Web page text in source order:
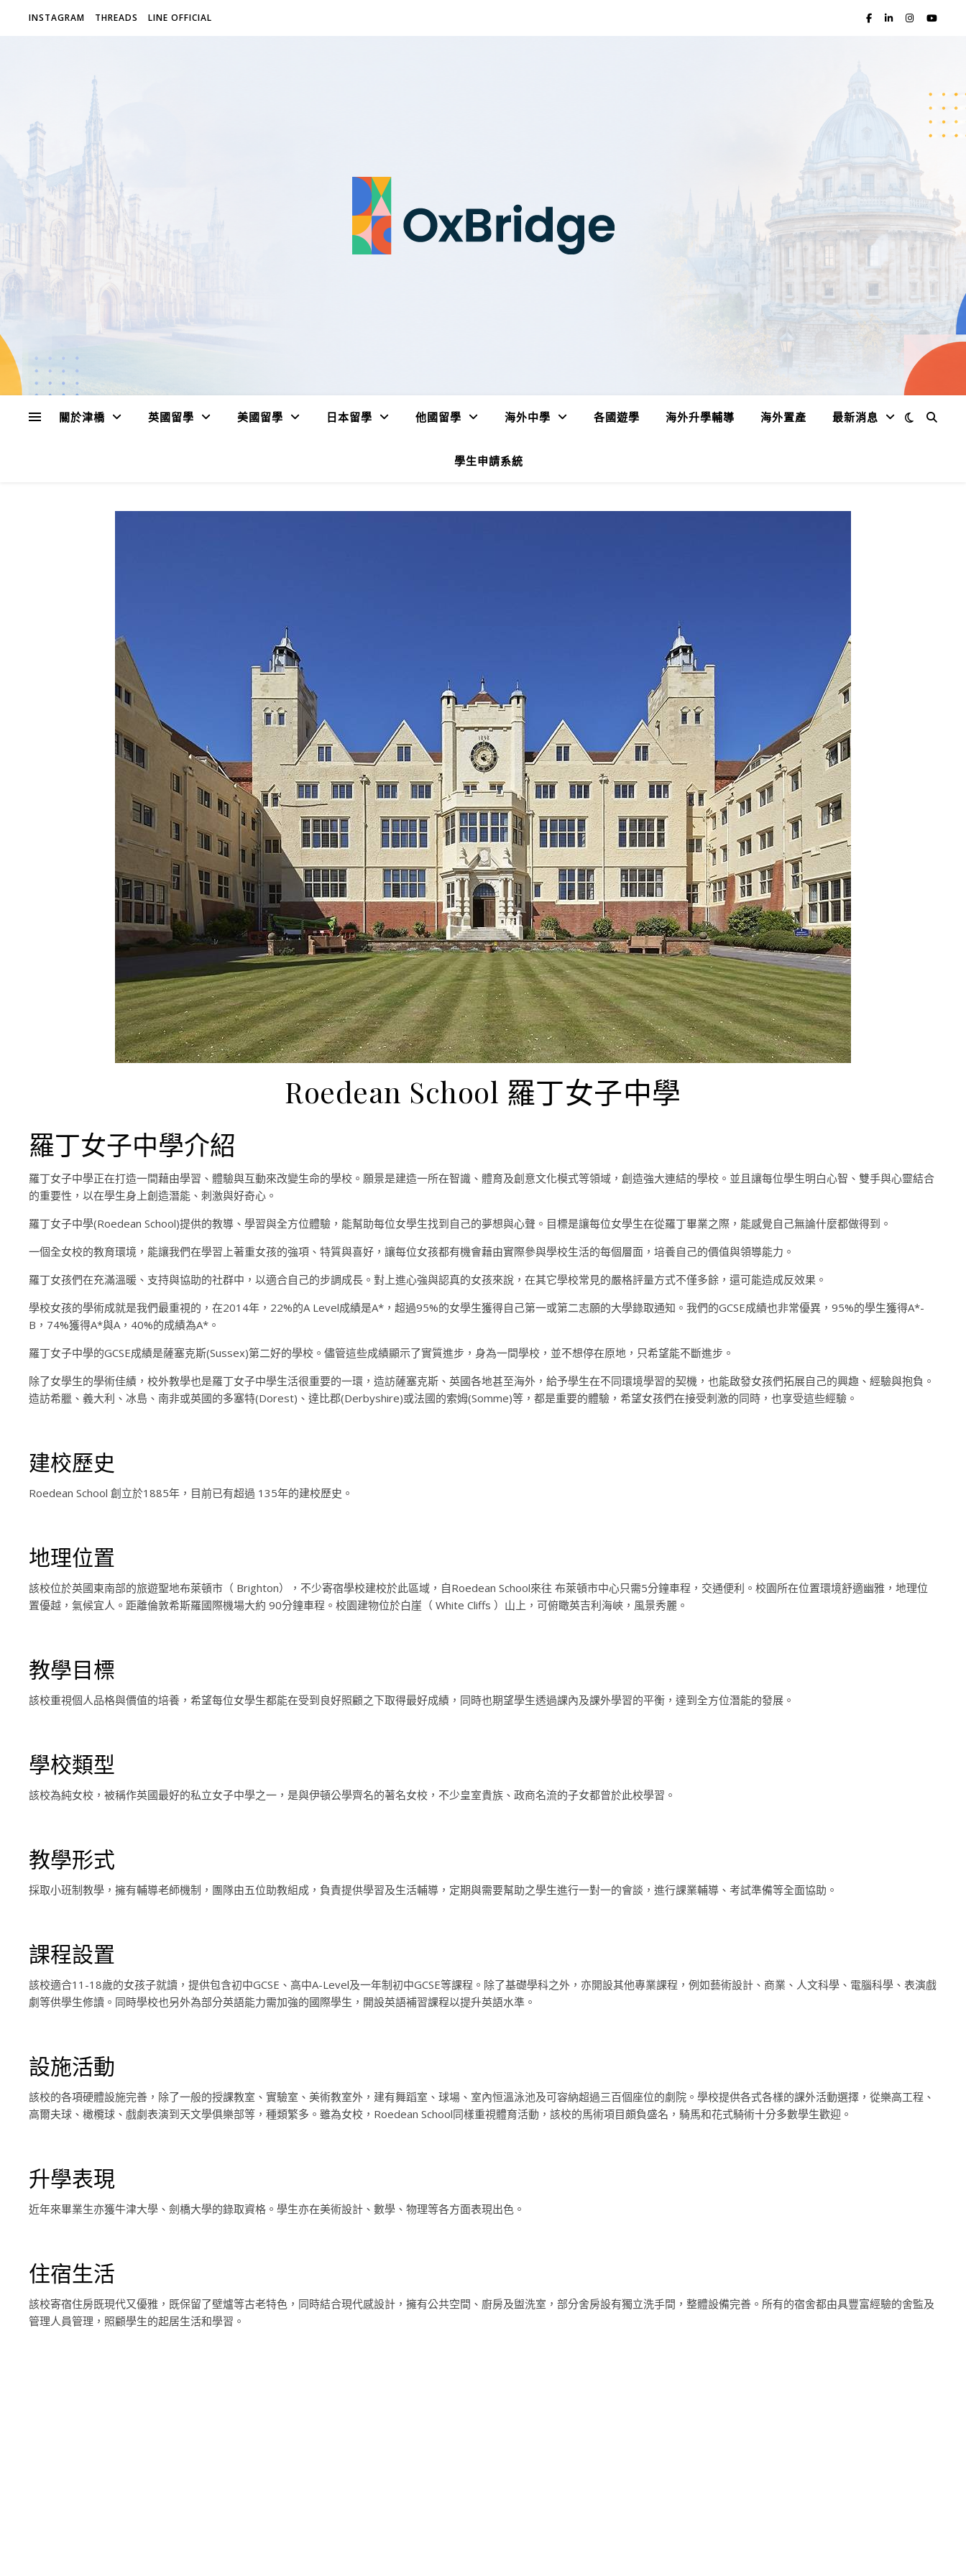
INSTAGRAM THREADS LINE OFFICIAL
關於津橋 英國留學 美國留學 日本留學 他國留學 海外中學 各國遊學 海外升學輔導 海外置產 最新消息
學生申請系統
Roedean School 羅丁女子中學
羅丁女子中學介紹
羅丁女子中學正在打造一間藉由學習、體驗與互動來改變生命的學校。願景是建造一所在智識、體育及創意文化模式等領域，創造強大連結的學校。並且讓每位學生明白心智、雙手與心靈結合
的重要性，以在學生身上創造潛能、刺激與好奇心。
羅丁女子中學(Roedean School)提供的教導、學習與全方位體驗，能幫助每位女學生找到自己的夢想與心聲。目標是讓每位女學生在從羅丁畢業之際，能感覺自己無論什麼都做得到。
一個全女校的教育環境，能讓我們在學習上著重女孩的強項、特質與喜好，讓每位女孩都有機會藉由實際參與學校生活的每個層面，培養自己的價值與領導能力。
羅丁女孩們在充滿溫暖、支持與協助的社群中，以適合自己的步調成長。對上進心強與認真的女孩來說，在其它學校常見的嚴格評量方式不僅多餘，還可能造成反效果。
學校女孩的學術成就是我們最重視的，在2014年，22%的A Level成績是A*，超過95%的女學生獲得自己第一或第二志願的大學錄取通知。我們的GCSE成績也非常優異，95%的學生獲得A*-
B，74%獲得A*與A，40%的成績為A*。
羅丁女子中學的GCSE成績是薩塞克斯(Sussex)第二好的學校。儘管這些成績顯示了實質進步，身為一間學校，並不想停在原地，只希望能不斷進步。
除了女學生的學術佳績，校外教學也是羅丁女子中學生活很重要的一環，造訪薩塞克斯、英國各地甚至海外，給予學生在不同環境學習的契機，也能啟發女孩們拓展自己的興趣、經驗與抱負。
造訪希臘、義大利、冰島、南非或英國的多塞特(Dorest)、達比郡(Derbyshire)或法國的索姆(Somme)等，都是重要的體驗，希望女孩們在接受刺激的同時，也享受這些經驗。
建校歷史
Roedean School 創立於1885年，目前已有超過 135年的建校歷史。
地理位置
該校位於英國東南部的旅遊聖地布萊頓市（ Brighton），不少寄宿學校建校於此區域，自Roedean School來往 布萊頓市中心只需5分鐘車程，交通便利。校園所在位置環境舒適幽雅，地理位
置優越，氣候宜人。距離倫敦希斯羅國際機場大約 90分鐘車程。校園建物位於白崖（ White Cliffs ）山上，可俯瞰英吉利海峽，風景秀麗。
教學目標
該校重視個人品格與價值的培養，希望每位女學生都能在受到良好照顧之下取得最好成績，同時也期望學生透過課內及課外學習的平衡，達到全方位潛能的發展。
學校類型
該校為純女校，被稱作英國最好的私立女子中學之一，是與伊頓公學齊名的著名女校，不少皇室貴族、政商名流的子女都曾於此校學習。
教學形式
採取小班制教學，擁有輔導老師機制，團隊由五位助教組成，負責提供學習及生活輔導，定期與需要幫助之學生進行一對一的會談，進行課業輔導、考試準備等全面協助。
課程設置
該校適合11-18歲的女孩子就讀，提供包含初中GCSE、高中A-Level及一年制初中GCSE等課程。除了基礎學科之外，亦開設其他專業課程，例如藝術設計、商業、人文科學、電腦科學、表演戲
劇等供學生修讀。同時學校也另外為部分英語能力需加強的國際學生，開設英語補習課程以提升英語水準。
設施活動
該校的各項硬體設施完善，除了一般的授課教室、實驗室、美術教室外，建有舞蹈室、球場、室內恒溫泳池及可容納超過三百個座位的劇院。學校提供各式各樣的課外活動選擇，從樂高工程、
高爾夫球、橄欖球、戲劇表演到天文學俱樂部等，種類繁多。雖為女校，Roedean School同樣重視體育活動，該校的馬術項目頗負盛名，騎馬和花式騎術十分多數學生歡迎。
升學表現
近年來畢業生亦獲牛津大學、劍橋大學的錄取資格。學生亦在美術設計、數學、物理等各方面表現出色。
住宿生活
該校寄宿住房既現代又優雅，既保留了壁爐等古老特色，同時結合現代感設計，擁有公共空間、廚房及盥洗室，部分舍房設有獨立洗手間，整體設備完善。所有的宿舍都由具豐富經驗的舍監及
管理人員管理，照顧學生的起居生活和學習。